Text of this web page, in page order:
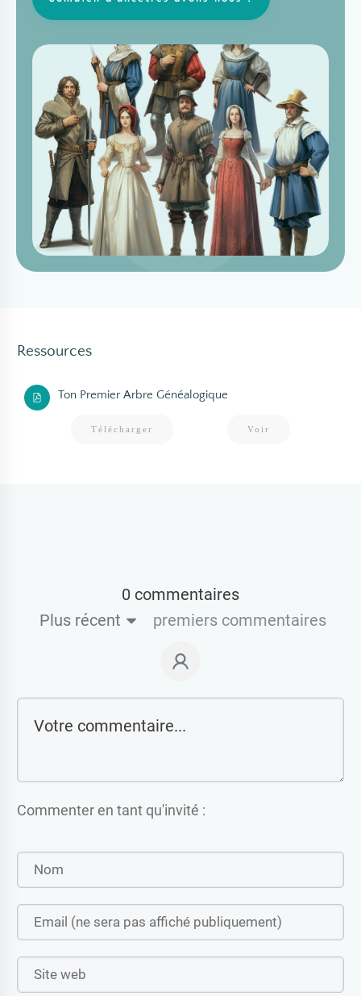
Ressources
Ton Premier Arbre Généalogique
Télécharger Voir
0 commentaires
Plus récent
premiers commentaires
Commenter en tant qu'invité :